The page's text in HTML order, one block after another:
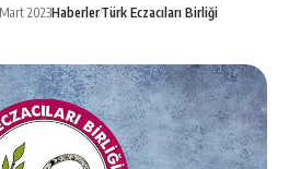
2023HaberlerTürk Eczacıları Birliği